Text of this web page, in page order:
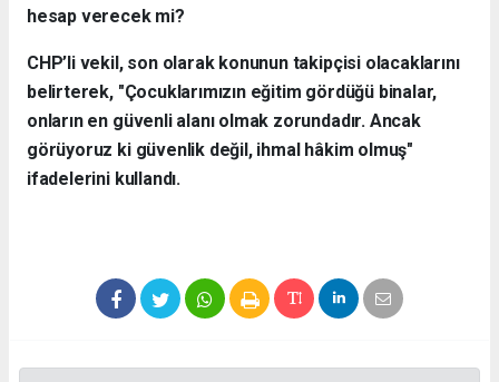
hesap verecek mi?
CHP’li vekil, son olarak konunun takipçisi olacaklarını
belirterek, "Çocuklarımızın eğitim gördüğü binalar,
onların en güvenli alanı olmak zorundadır. Ancak
görüyoruz ki güvenlik değil, ihmal hâkim olmuş"
ifadelerini kullandı.